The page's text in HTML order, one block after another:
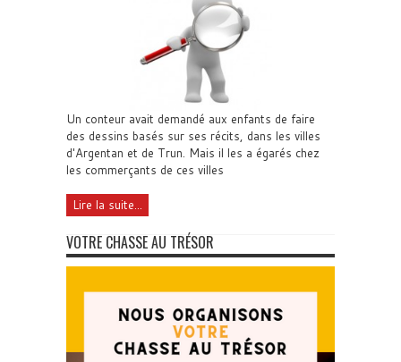
Un conteur avait demandé aux enfants de faire
des dessins basés sur ses récits, dans les villes
d'Argentan et de Trun. Mais il les a égarés chez
les commerçants de ces villes
Lire la suite...
VOTRE CHASSE AU TRÉSOR